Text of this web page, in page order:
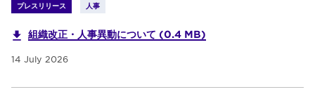
プレスリリース 人事
組織改正・人事異動について (0.4 MB)
14 July 2026